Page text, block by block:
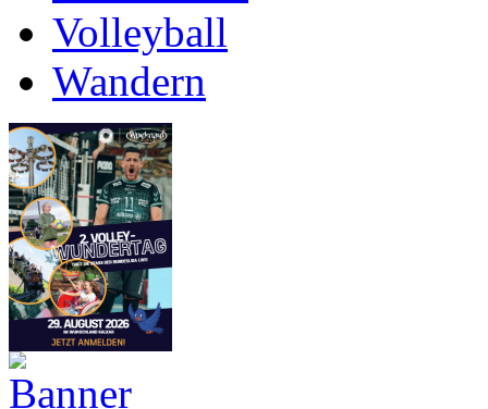
Volleyball
Wandern